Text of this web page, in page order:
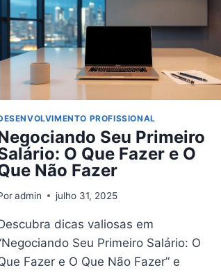
CONSELHOS
PARA
QUEM
QUER
MUDAR
PROFISSIONAL
Seu Primeiro
O Que Fazer e O
Não Fazer
admin julho 31, 2025
dicas valiosas em
Seu Primeiro Salário: O
Fazer e O Que Não Fazer” e